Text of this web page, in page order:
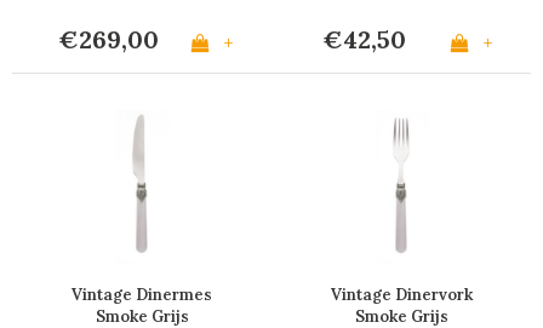
€269,00 + €42,50 +
Vintage Dinermes
Smoke Grijs
Vintage Dinervork
Smoke Grijs